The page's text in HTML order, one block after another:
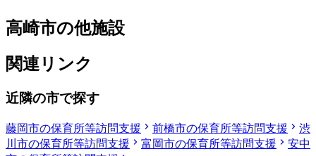
高崎市の他施設
関連リンク
近隣の市で探す
藤岡市の保育所等訪問支援 前橋市の保育所等訪問支援
渋
川市の保育所等訪問支援
富岡市の保育所等訪問支援
安中